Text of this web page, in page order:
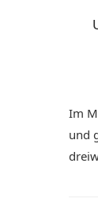
Im
und